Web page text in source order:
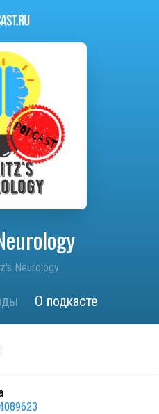
Neurology
О подкасте